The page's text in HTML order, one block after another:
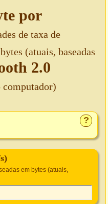
por
de taxa de
(atuais, baseadas
2.0
computador)
?
em bytes (atuais,